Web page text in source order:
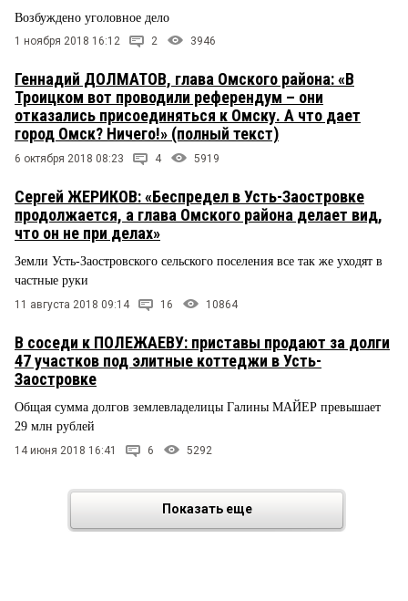
Возбуждено уголовное дело
1 ноября 2018 16:12 2 3946
Геннадий ДОЛМАТОВ, глава Омского района: «В
Троицком вот проводили референдум – они
отказались присоединяться к Омску. А что дает
город Омск? Ничего!» (полный текст)
6 октября 2018 08:23 4 5919
Сергей ЖЕРИКОВ: «Беспредел в Усть-Заостровке
продолжается, а глава Омского района делает вид,
что он не при делах»
Земли Усть-Заостровского сельского поселения все так же уходят в
частные руки
11 августа 2018 09:14 16 10864
В соседи к ПОЛЕЖАЕВУ: приставы продают за долги
47 участков под элитные коттеджи в Усть-
Заостровке
Общая сумма долгов землевладелицы Галины МАЙЕР превышает
29 млн рублей
14 июня 2018 16:41 6 5292
Показать еще